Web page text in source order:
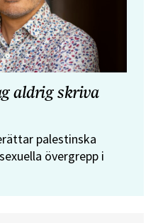
aldrig skriva
palestinska
övergrepp i